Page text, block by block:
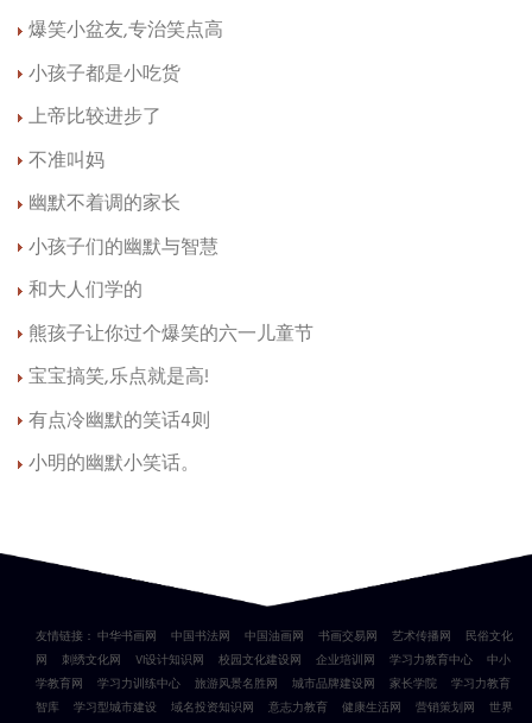
爆笑小盆友,专治笑点高
小孩子都是小吃货
上帝比较进步了
不准叫妈
幽默不着调的家长
小孩子们的幽默与智慧
和大人们学的
熊孩子让你过个爆笑的六一儿童节
宝宝搞笑,乐点就是高!
有点冷幽默的笑话4则
小明的幽默小笑话。
友情链接： 中华书画网 中国书法网 中国油画网 书画交易网 艺术传播网
民俗文化
网
刺绣文化网 VI设计知识网 校园文化建设网 企业培训网 学习力教育中心
中小
学教育网
学习力训练中心 旅游风景名胜网 城市品牌建设网 家长学院
学习力教育
智库
学习型城市建设 域名投资知识网 意志力教育 健康生活网 营销策划网
世界